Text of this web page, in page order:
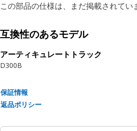
この部品の仕様は、まだ掲載されてい
互換性のあるモデル
アーティキュレートトラック
D300B
保証情報
返品ポリシー